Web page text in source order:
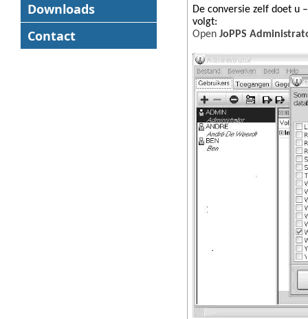
Downloads
Contact
De conversie zelf doet u
volgt:
Open JoPPS